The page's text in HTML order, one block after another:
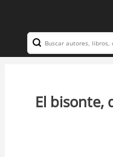
contenido
principal
Navegación
Search
El bisonte,